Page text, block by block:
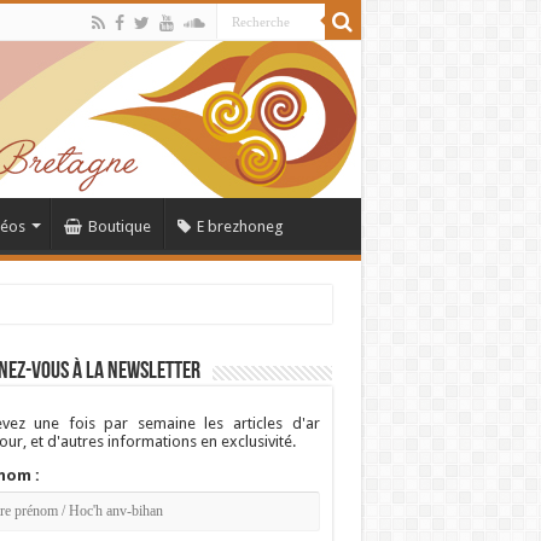
Boutique E brezhoneg
vous à la newsletter
une fois par semaine les articles d'ar
et d'autres informations en exclusivité.
: